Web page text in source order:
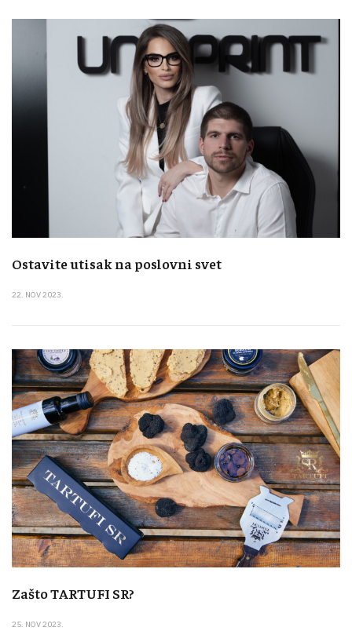
Ostavite utisak na poslovni svet
22. NOV 2023.
Zašto TARTUFI SR?
25. NOV 2023.